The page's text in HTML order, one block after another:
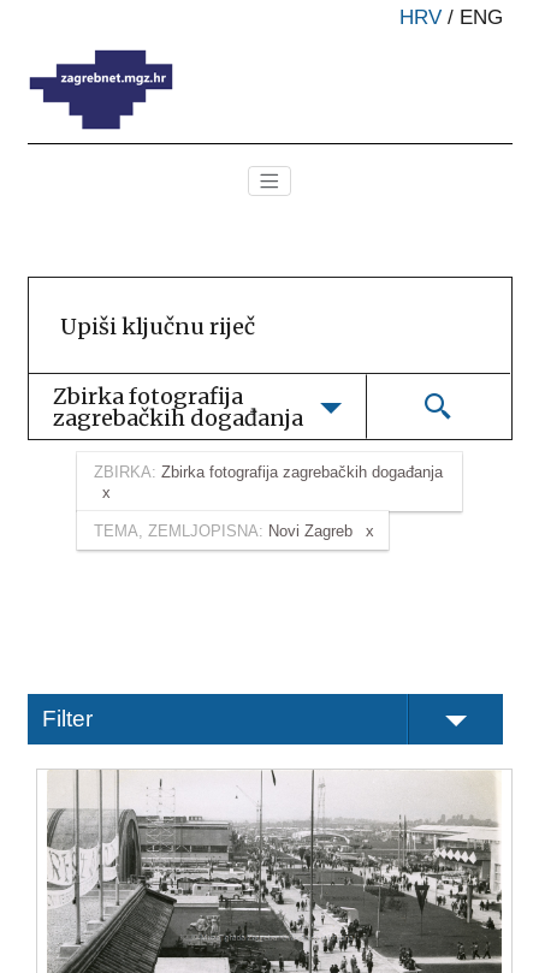
HRV / ENG
Zbirka fotografija
zagrebačkih događanja
ZBIRKA: Zbirka fotografija zagrebačkih događanja
TEMA, ZEMLJOPISNA: Novi Zagreb
Filter